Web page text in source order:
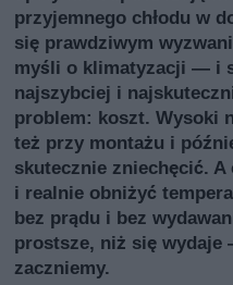
przyjemnego chłodu w
się prawdziwym
myśli o klimatyzacji — i
najszybciej i
problem: koszt. Wysoki
też przy montażu i
skutecznie zniechęcić.
i realnie obniżyć
bez prądu i bez
prostsze, niż się wydaje
zaczniemy.